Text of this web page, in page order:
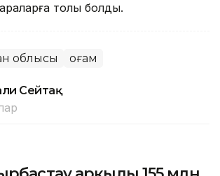
толы болды.
облысы Қоғам
Сейтақ